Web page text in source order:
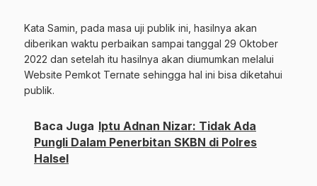
Kata Samin, pada masa uji publik ini, hasilnya akan
diberikan waktu perbaikan sampai tanggal 29 Oktober
2022 dan setelah itu hasilnya akan diumumkan melalui
Website Pemkot Ternate sehingga hal ini bisa diketahui
publik.
Baca Juga Iptu Adnan Nizar: Tidak Ada
Pungli Dalam Penerbitan SKBN di Polres
Halsel